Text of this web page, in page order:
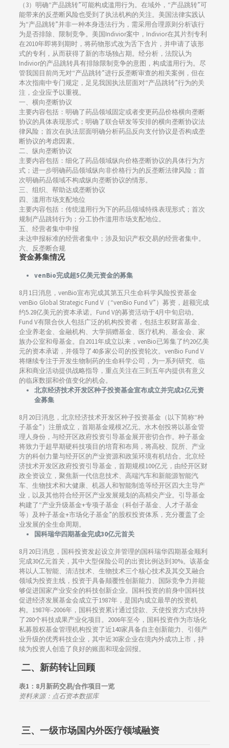
（3）明确“产品跳转”可能构成滥用行为。在域外，“产品跳转”可
能带来的反垄断风险也受到了执法机构的关注。美国法律实践认
为“产品跳转”并非一种本身违法行为，需采用合理原则分析该行
为是否排除、限制竞争。美国Indivior案中，Indivior在其片剂专利
在2010年即将到期时，将药物形式改为舌下含片，并申请了该形
式的专利，从而获得了新的市场独占期。经分析，法院认为
Indivior的产品跳转具有排除限制竞争的意图，构成滥用行为。尽
管我国目前尚无对“产品跳转”进行反垄断审查的相关案例，但在
本次指南中专门规定，足见我国执法层面对“产品跳转”行为的关
注，企业应予以重视。
一、横向垄断协议
主要内容包括：明确了药品领域固定或者变更药品价格横向垄断
协议的具体表现形式；明确了联合研发等安排的横向垄断协议法
律风险；首次在执法层面明确分析药品反向支付协议是否构成垄
断协议的考虑因素。
二、纵向垄断协议
主要内容包括：细化了药品领域纵向价格垄断协议的具体行为方
式；进一步明确药品领域纵向非价格行为的反垄断法律风险；首
次明确药品领域不构成纵向垄断协议的情形。
三、组织、帮助达成垄断协议
四、滥用市场支配地位
主要内容包括：传统滥用行为下的药品领域特殊表现形式；首次
规制产品跳转行为；分工协作滥用市场支配地位。
五、经营者集中申报
未达申报标准的经营者集中；涉及知识产权交易的经营者集中。
六、反垄断合规
资金募集情况
venBio完成超5亿美元资金的募集
8月1日消息，venBio宣布完成其第五只生命科学风险投资基金
venBio Global Strategic Fund V（“venBio Fund V”）募资，超额完成
约5.28亿美元的资本承诺。Fund V的募资活动于4月中旬启动。
Fund V有限合伙人包括广泛的机构投资者，包括主权财富基金、
企业养老金、金融机构、大学捐赠基金、医疗机构、基金会、家
族办公室和母基金。自2011年成立以来，venBio已筹集了约20亿美
元的资本承诺，并领导了40多家公司的投资轮次。venBio Fund V
将继续专注于开发生物制药的生命科学公司，为一系列研究、临
床和商业活动提供战略指导，重点关注在三到五年内提供有意义
的临床数据和价值变化的机会。
北京经济技术开发区种子投资基金宣布成立并完成2亿元资
金募集
8月20日消息，北京经济技术开发区种子投资基金（以下简称“种
子基金”）注册成立，首期基金规模2亿元。水木创投将以基金管
理人身份，与经开区政府投资引导基金展开密切合作。种子基金
将致力于超早期硬科技项目的培育和布局，将高校、院所、产业
方的科创力量与经开区的产业资源和政策环境有机结合。北京经
济技术开发区政府投资引导基金，首期规模100亿元，由经开区财
政全资设立，聚焦新一代信息技术、高端汽车和新能源智能汽
车、生物技术和大健康、机器人和智能制造等经开区四大主导产
业，以及其他符合经开区产业发展规划的高精尖产业。引导基金
构建了“产业升级基金+专项子基金（科创子基金、人才子基金
等）及种子基金+市场化子基金”的股权投资体系，充分覆盖了企
业发展的全生命周期。
国科瑞华四期基金完成30亿元首关
8月20日消息，国科投资发起设立并管理的国科瑞华四期基金顺利
完成30亿元首关，其中大型保险公司的出资比例达到30%。该基金
将以人工智能、清洁技术、生物技术三个核心技术及其交叉融合
领域为投资主线，投资于具备颠覆性创新能力、国际竞争力并能
够促进国家产业安全的科技创新企业。国科投资的前身中国科技
促进经济发展基金会成立于1987年，是国内成立最早的投资机
构。1987年-2006年，国科投资累计通过贷款、天使投资方式扶持
了280个科技成果产业化项目。2006年至今，国科投资作为市场化
私募股权基金管理机构投资了近140家具备自主创新能力、引领产
业升级的优秀科技企业，其中近30家企业在境内外成功上市，持
续为投资人创造了良好的账面和现金回报。
二、 新药转让回顾
表1：8月新药交易/合作项目一览
资料来源：点石资本数据库
三、 一级市场国内外医疗领域融资